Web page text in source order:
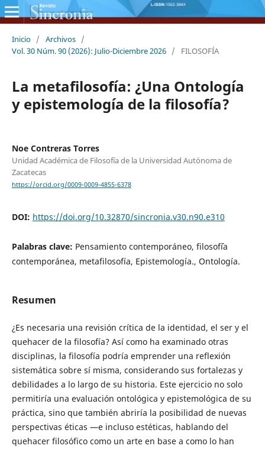
Inicio / Archivos /
Vol. 30 Núm. 90 (2026): Julio-Diciembre 2026 / FILOSOFÍA
La metafilosofía: ¿Una Ontología
y epistemología de la filosofía?
Noe Contreras Torres
Unidad Académica de Filosofía de la Universidad Autónoma de
Zacatecas
https://orcid.org/0009-0009-4855-6378
DOI: https://doi.org/10.32870/sincronia.v30.n90.e310
Palabras clave: Pensamiento contemporáneo, filosof´´ia
contemporánea, metafilosofía, Epistemología., Ontología.
Resumen
¿Es necesaria una revisión crítica de la identidad, el ser y el
quehacer de la filosofía? Así como ha examinado otras
disciplinas, la filosofía podría emprender una reflexión
sistemática sobre sí misma, considerando sus fortalezas y
debilidades a lo largo de su historia. Este ejercicio no solo
permitiría una evaluación ontológica y epistemológica de su
práctica, sino que también abriría la posibilidad de nuevas
perspectivas éticas —e incluso estéticas, hablando del
quehacer filosófico como un arte en base a como lo han